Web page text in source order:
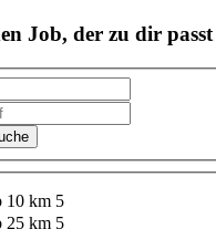
Job, der zu dir passt
10 km 5
25 km 5